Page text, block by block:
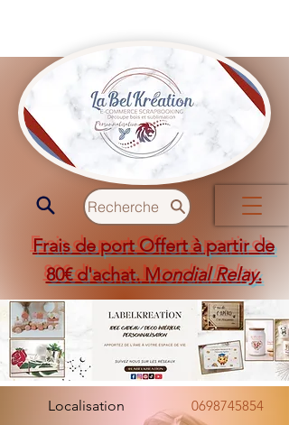
Recherche
Frais de port Offert à partir de
80€ d'achat. Mondial Relay.
Localisation 0698745854